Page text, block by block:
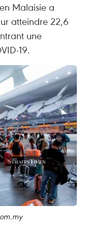
Malaisie a
atteindre 22,6
une
19.